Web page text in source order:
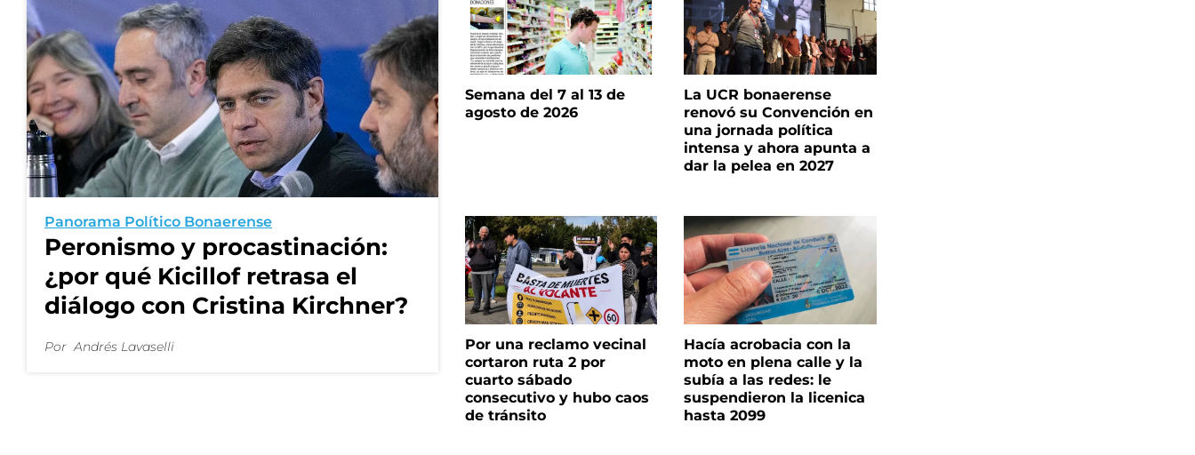
Panorama Político Bonaerense
Peronismo y procastinación:
¿por qué Kicillof retrasa el
diálogo con Cristina Kirchner?
Por Andrés Lavaselli
Semana del 7 al 13 de
agosto de 2026
La UCR bonaerense
renovó su Convención en
una jornada política
intensa y ahora apunta a
dar la pelea en 2027
Por una reclamo vecinal
cortaron ruta 2 por
cuarto sábado
consecutivo y hubo caos
de tránsito
Hacía acrobacia con la
moto en plena calle y la
subía a las redes: le
suspendieron la licenica
hasta 2099